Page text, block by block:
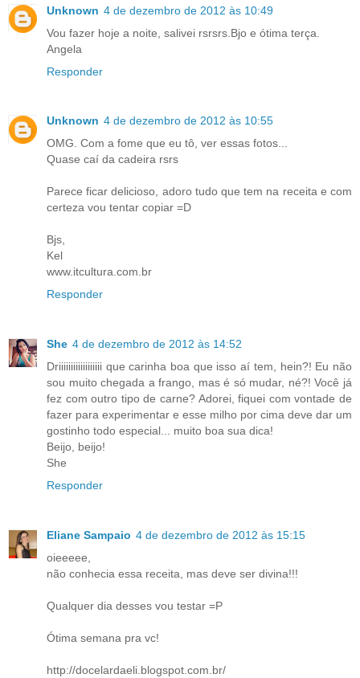
Unknown 4 de dezembro de 2012 às 10:49
Vou fazer hoje a noite, salivei rsrsrs.Bjo e ótima terça.
Angela
Responder
Unknown 4 de dezembro de 2012 às 10:55
OMG. Com a fome que eu tô, ver essas fotos...
Quase caí da cadeira rsrs
Parece ficar delicioso, adoro tudo que tem na receita e com
certeza vou tentar copiar =D
Bjs,
Kel
www.itcultura.com.br
Responder
She 4 de dezembro de 2012 às 14:52
Driiiiiiiiiiiiiiiiii que carinha boa que isso aí tem, hein?! Eu não
sou muito chegada a frango, mas é só mudar, né?! Você já
fez com outro tipo de carne? Adorei, fiquei com vontade de
fazer para experimentar e esse milho por cima deve dar um
gostinho todo especial... muito boa sua dica!
Beijo, beijo!
She
Responder
Eliane Sampaio 4 de dezembro de 2012 às 15:15
oieeeee,
não conhecia essa receita, mas deve ser divina!!!
Qualquer dia desses vou testar =P
Ótima semana pra vc!
http://docelardaeli.blogspot.com.br/